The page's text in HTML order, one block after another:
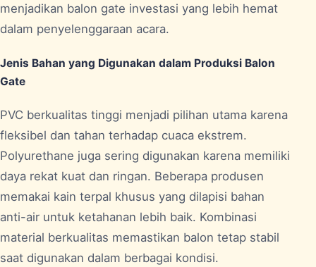
menjadikan balon gate investasi yang lebih hemat
dalam penyelenggaraan acara.
Jenis Bahan yang Digunakan dalam Produksi Balon
Gate
PVC berkualitas tinggi menjadi pilihan utama karena
fleksibel dan tahan terhadap cuaca ekstrem.
Polyurethane juga sering digunakan karena memiliki
daya rekat kuat dan ringan. Beberapa produsen
memakai kain terpal khusus yang dilapisi bahan
anti-air untuk ketahanan lebih baik. Kombinasi
material berkualitas memastikan balon tetap stabil
saat digunakan dalam berbagai kondisi.